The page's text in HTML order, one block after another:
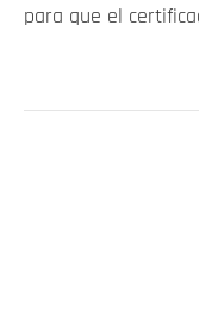
para que el